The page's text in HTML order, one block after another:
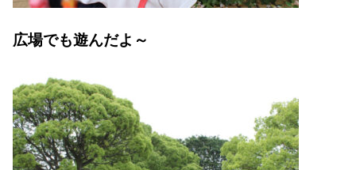
広場でも遊んだよ～